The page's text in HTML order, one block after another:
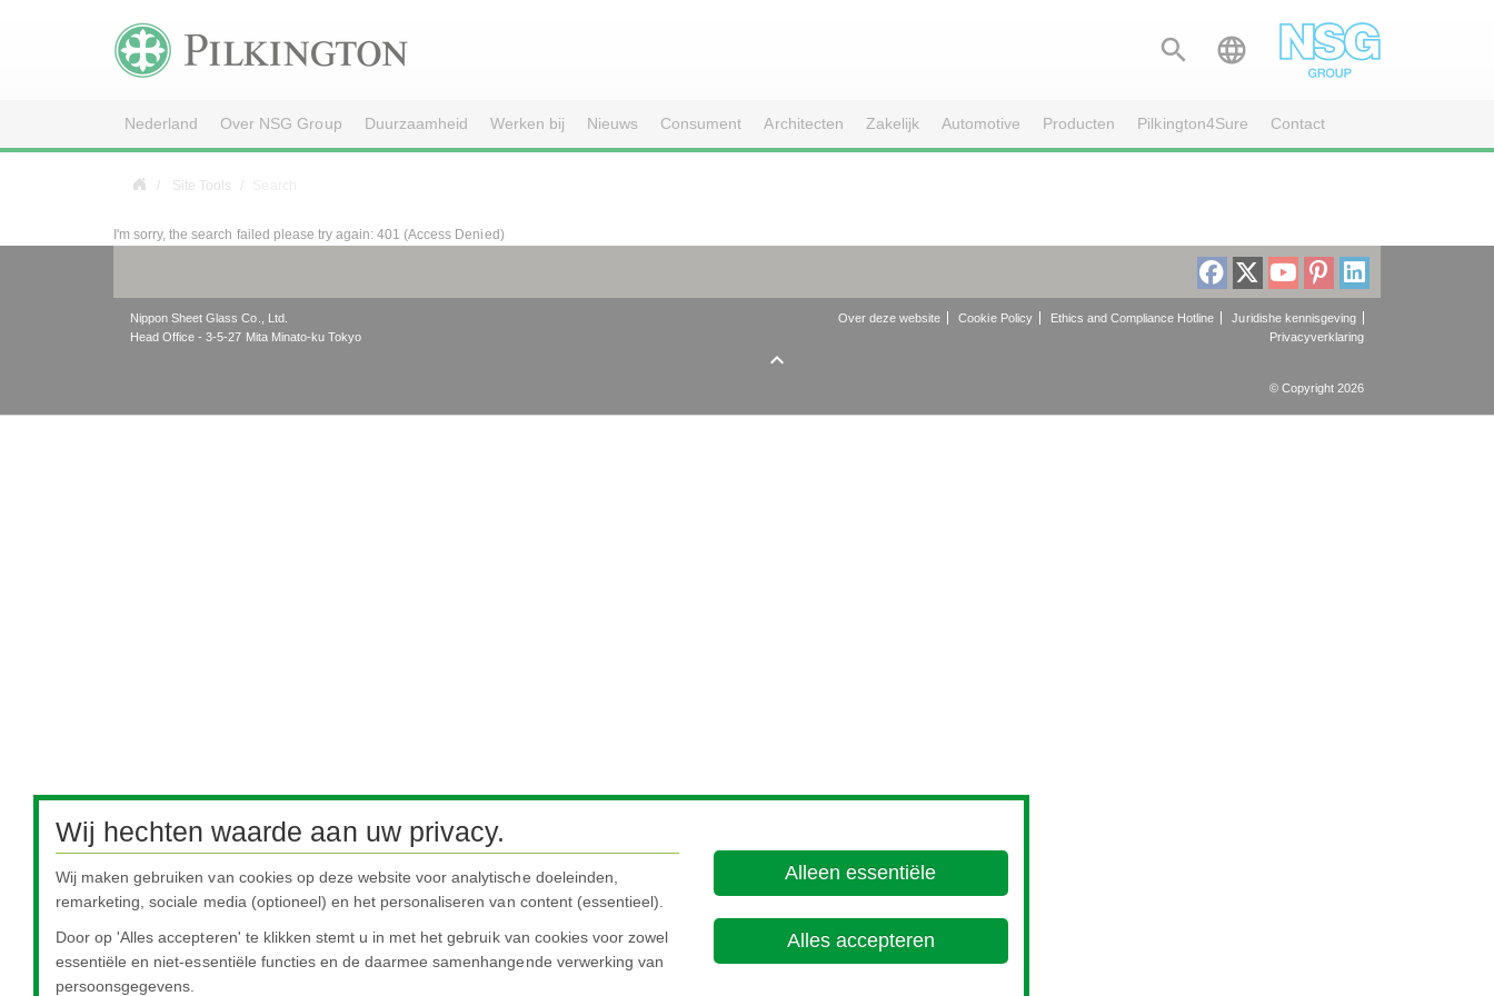
 
Nederland Over NSG Group Duurzaamheid Werken bij Nieuws Consument Architecten Zakelijk Automotive Producten Pilkington4Sure Contact
Site Tools
I'm sorry, the search failed please try again: 401 (Access Denied)
Nippon Sheet Glass Co., Ltd.
Head Office - 3-5-27 Mita Minato-ku Tokyo
Over deze website Cookie Policy Ethics and Compliance Hotline
Juridishe kennisgeving
Privacyverklaring

© Copyright 2026
Wij hechten waarde aan uw privacy.
Wij maken gebruiken van cookies op deze website voor analytische doeleinden,
remarketing, sociale media (optioneel) en het personaliseren van content (essentieel).
Door op 'Alles accepteren' te klikken stemt u in met het gebruik van cookies voor zowel
essentiële en niet-essentiële functies en de daarmee samenhangende verwerking van
persoonsgegevens.
Alleen essentiële
Alles accepteren